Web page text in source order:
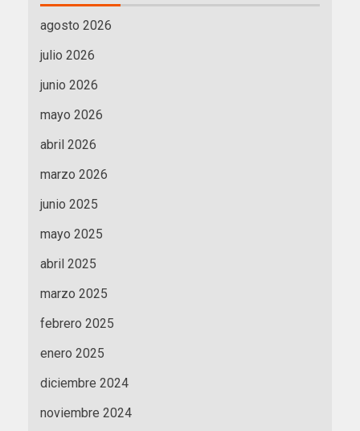
agosto 2026
julio 2026
junio 2026
mayo 2026
abril 2026
marzo 2026
junio 2025
mayo 2025
abril 2025
marzo 2025
febrero 2025
enero 2025
diciembre 2024
noviembre 2024